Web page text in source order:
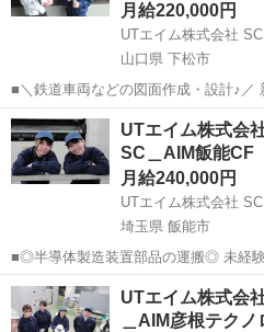
月給220,000円
山口県 下松市
■＼鉄道車両などの図面作成・設計♪／
近で見られるレアな職場です！ 大手
ンスもしっかり遵守されています◎ ＜具体的には…＞ 事務所で設計に
関する業務をお任せします...
山口 下松市 その他
UTエイム株式会
SC＿AIM飯能
月給240,000円
埼玉県 飯能市
■◎半導体製造装置部品の運搬◎ 未経験OKのシンプル作業！ 半導体製
造装置部品の運搬業務をお任せします♪ 周囲の方とコミュニケーショ
ンを取りながら進めていただくお仕事です！ ＜具体的には
の運搬(～20kg...
埼玉 飯能市 その他
UTエイム株式会社
＿AIM彦根テク